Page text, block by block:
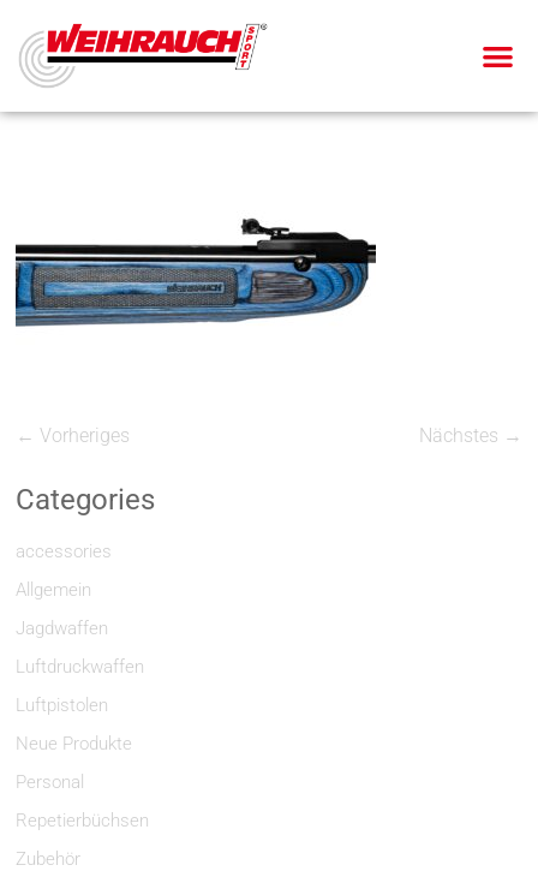
← Vorheriges Nächstes →
Categories
accessories
Allgemein
Jagdwaffen
Luftdruckwaffen
Luftpistolen
Neue Produkte
Personal
Repetierbüchsen
Zubehör